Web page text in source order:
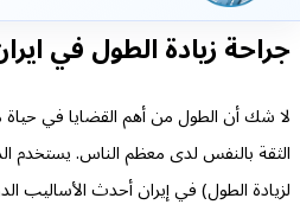
جراحة زيادة الطول في ایران
لا شك أن الطول من أهم القضايا في حياة
الثقة بالنفس لدى معظم الناس. يستخدم
لزيادة الطول) في إيران أحدث الأساليب